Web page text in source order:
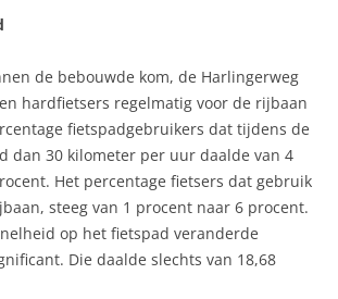
de bebouwde kom, de Harlingerweg
hardfietsers regelmatig voor de rijbaan
fietspadgebruikers dat tijdens de
dan 30 kilometer per uur daalde van 4
Het percentage fietsers dat gebruik
steeg van 1 procent naar 6 procent.
op het fietspad veranderde
Die daalde slechts van 18,68